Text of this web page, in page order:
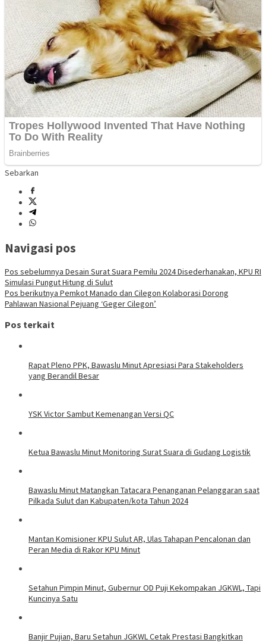
Sebarkan
Navigasi pos
Pos sebelumnya Desain Surat Suara Pemilu 2024 Disederhanakan, KPU RI
Simulasi Pungut Hitung di Sulut
Pos berikutnya Pemkot Manado dan Cilegon Kolaborasi Dorong
Pahlawan Nasional Pejuang ‘Geger Cilegon’
Pos terkait
Rapat Pleno PPK, Bawaslu Minut Apresiasi Para Stakeholders
yang Berandil Besar
YSK Victor Sambut Kemenangan Versi QC
Ketua Bawaslu Minut Monitoring Surat Suara di Gudang Logistik
Bawaslu Minut Matangkan Tatacara Penanganan Pelanggaran saat
Pilkada Sulut dan Kabupaten/kota Tahun 2024
Mantan Komisioner KPU Sulut AR, Ulas Tahapan Pencalonan dan
Peran Media di Rakor KPU Minut
Setahun Pimpin Minut, Gubernur OD Puji Kekompakan JGKWL, Tapi
Kuncinya Satu
Banjir Pujian, Baru Setahun JGKWL Cetak Prestasi Bangkitkan